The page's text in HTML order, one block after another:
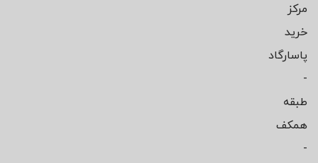
مرکز
خرید
پاسارگاد
-
طبقه
همکف
-